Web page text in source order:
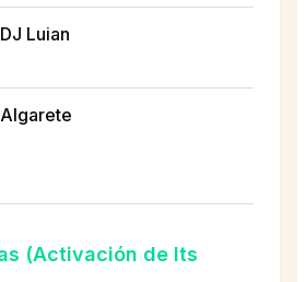
DJ Luian
Algarete
(Activación de Its